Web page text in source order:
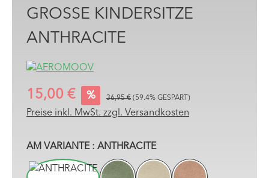
GROSSE KINDERSITZE A
NTHRACITE
15,00 € % 36,95 € (59.4% GESPART)
Preise inkl. MwSt. zzgl. Versandkosten
AM VARIANTEAUSWÄHLEN
: ANTHRACITE